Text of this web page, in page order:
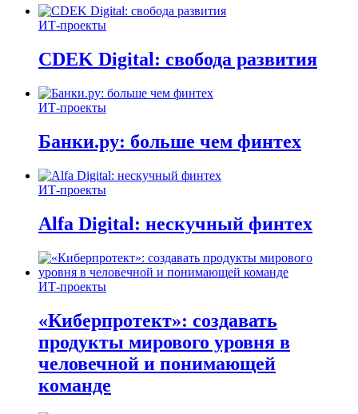
ИТ-проекты
CDEK Digital: свобода развития
ИТ-проекты
Банки.ру: больше чем финтех
ИТ-проекты
Alfa Digital: нескучный финтех
ИТ-проекты
«Киберпротект»: создавать
продукты мирового уровня в
человечной и понимающей
команде